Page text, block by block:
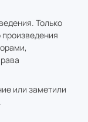
Только
или заметили